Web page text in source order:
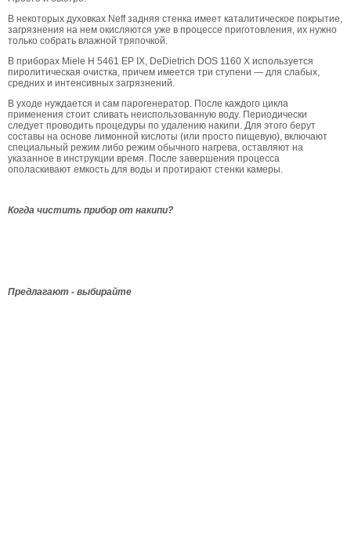
В некоторых духовках Neff задняя стенка имеет каталитическое покрытие,
загрязнения на нем окисляются уже в процессе приготовления, их нужно
только собрать влажной тряпочкой.
В приборах Miele H 5461 EP IX, DeDietrich DOS 1160 X используется
пиролитическая очистка, причем имеется три ступени — для слабых,
средних и интенсивных загрязнений.
В уходе нуждается и сам парогенератор. После каждого цикла
применения стоит сливать неиспользованную воду. Периодически
следует проводить процедуры по удалению накипи. Для этого берут
составы на основе лимонной кислоты (или просто пищевую), включают
специальный режим либо режим обычного нагрева, оставляют на
указанное в инструкции время. После завершения процесса
ополаскивают емкость для воды и протирают стенки камеры.
Когда чистить прибор от накипи?
Предлагают - выбирайте